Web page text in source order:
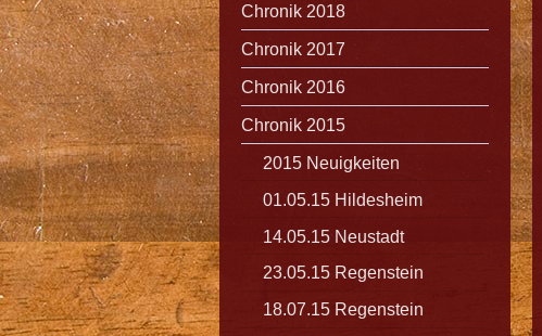
Chronik 2018
Chronik 2017
Chronik 2016
Chronik 2015
2015 Neuigkeiten
01.05.15 Hildesheim
14.05.15 Neustadt
23.05.15 Regenstein
18.07.15 Regenstein